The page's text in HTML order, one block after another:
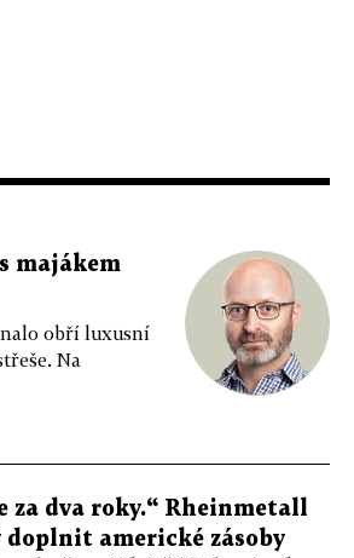
majákem
obří luxusní
Na
za dva roky.“ Rheinmetall
doplnit americké zásoby